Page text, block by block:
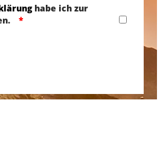
habe ich zur